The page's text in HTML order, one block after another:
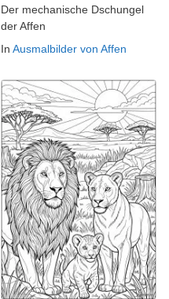
Der mechanische Dschungel
der Affen
In Ausmalbilder von Affen